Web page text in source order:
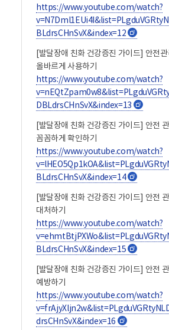
청합니다. 콘센트에 손이나 젓가락을 넣지
손으로 전기코드나 콘센트를 만지지 않
멀티탭에 여러 개의 전기코드를 동시에
않습니다. 전자제품을 사용한 후에는 반드
뽑아 놓습니다. 전기가 누전되었을 때는
도움을 청합니다. 4. 가스 꼼꼼하게 확인하
피우기 위한 연료입니다. 가스 밸브를 열
항상 가스가 새는 지 냄새를 맡아봅니다.
켭니다. 가스레인지 주변에는 타기 쉬운
않습니다. 가스레인지가 켜진 상태에서는
않습니다. 요리를 할 때에는 항상 가스레
요리가 끝나면 가스레인지의 전원을 끄고
잠급니다. 가스가 새면 썩은 달걀냄새와
냄새가 납니다. 가스냄새가 나면 가스 불
집에 가스 냄새가 나면 모든 창문을 열어
나가도록 해야합니다. 집에 불이 나면 안
이동하여 119에 신고합니다. 가스레인지
하이라이트를 사용하는 경우에는 사용 후
화상의 위험이 있으므로 주의합니다. 5. 회
화상은 뜨거운 열기에 몸이 다치는 것입
제일 먼저 주변 사람에게 알리고, 도움을
뜨거운 물, 불, 기름 등이 몸에 닿으면 생깁
입으면 피부가 빨개지고 가려우면서 따갑
심하면 피부에 물집이 생길 수 있습니다.
긁거나 터뜨리지 않습니다. 화상 부위를
식을 때까지 계속 씻습니다. 화상 부위에
깨끗이 씻은 후에 붕대로 느슨하게 감아
화상 부위가 감염되는 것을 막을 수 있습
https://www.youtube.com/watch?
BLdrsCHnSvX&index=12 새
창
[발달장애 친화 건강증진 가이드] 안전
올바르게 사용하기
https://www.youtube.com/watch?
DBLdrsCHnSvX&index=13 새
[발달장애 친화 건강증진 가이드] 안전
꼼꼼하게 확인하기
https://www.youtube.com/watch?
BLdrsCHnSvX&index=14새
창
[발달장애 친화 건강증진 가이드] 안전
대처하기
https://www.youtube.com/watch?
BLdrsCHnSvX&index=15 새
창
[발달장애 친화 건강증진 가이드] 안전
예방하기
https://www.youtube.com/watch?
drsCHnSvX&index=16 새